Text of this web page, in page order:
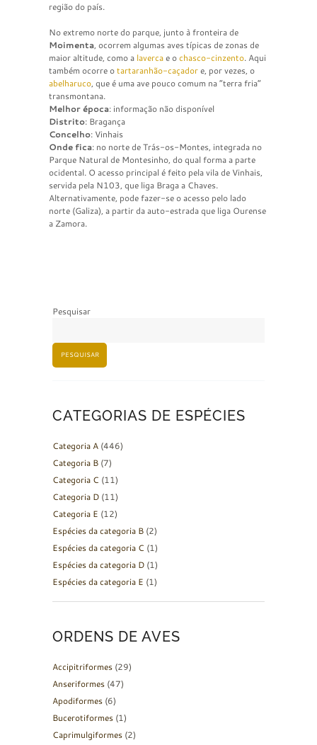
região do país.
No extremo norte do parque, junto à fronteira de
Moimenta, ocorrem algumas aves típicas de zonas de
maior altitude, como a lavercae ochasco-cinzento. Aqui
também ocorre otartaranhão-caçadore, por vezes, o
abelharuco, que é uma ave pouco comum na “terra fria”
transmontana.
Melhor época: informação não disponível
Distrito: Bragança
Concelho: Vinhais
Onde fica: no norte de Trás-os-Montes, integrada no
Parque Natural de Montesinho, do qual forma a parte
ocidental. O acesso principal é feito pela vila de Vinhais,
servida pela N103, que liga Braga a Chaves.
Alternativamente, pode fazer-se o acesso pelo lado
norte (Galiza), a partir da auto-estrada que liga Ourense
a Zamora.
Pesquisar
PESQUISAR
CATEGORIAS DE ESPÉCIES
Categoria A (446)
Categoria B (7)
Categoria C (11)
Categoria D (11)
Categoria E (12)
Espécies da categoria B (2)
Espécies da categoria C (1)
Espécies da categoria D (1)
Espécies da categoria E (1)
ORDENS DE AVES
Accipitriformes (29)
Anseriformes (47)
Apodiformes (6)
Bucerotiformes (1)
Caprimulgiformes (2)